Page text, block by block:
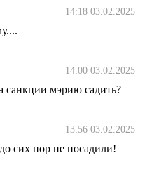
14:18 03.02.2025
14:00 03.02.2025
санкции мэрию садить?
13:56 03.02.2025
сих пор не посадили!